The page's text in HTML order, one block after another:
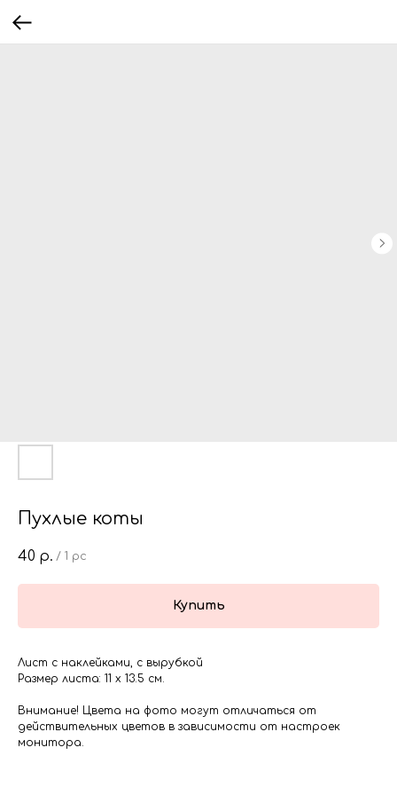
Пухлые коты
40 р. / 1 pc
Купить
Лист с наклейками, с вырубкой
Размер листа: 11 х 13.5 см.
Внимание! Цвета на фото могут отличаться от
действительных цветов в зависимости от настроек
монитора.